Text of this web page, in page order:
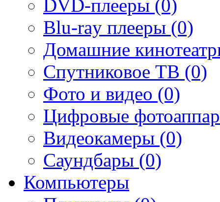
DVD-плееры (0)
Blu-ray плееры (0)
Домашние
Спутниковое ТВ (0)
Фото и видео (0)
Цифровые
Видеокамеры (0)
Саундбары (0)
Компьютеры